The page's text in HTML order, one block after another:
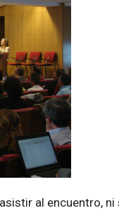
al encuentro,